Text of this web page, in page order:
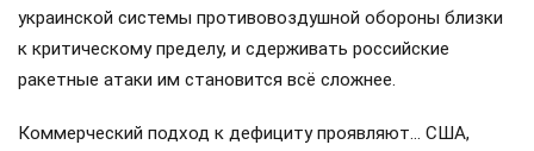
украинской системы противовоздушной обороны близки
к критическому пределу, и сдерживать российские
ракетные атаки им становится всё сложнее.
Коммерческий подход к дефициту проявляют… США,